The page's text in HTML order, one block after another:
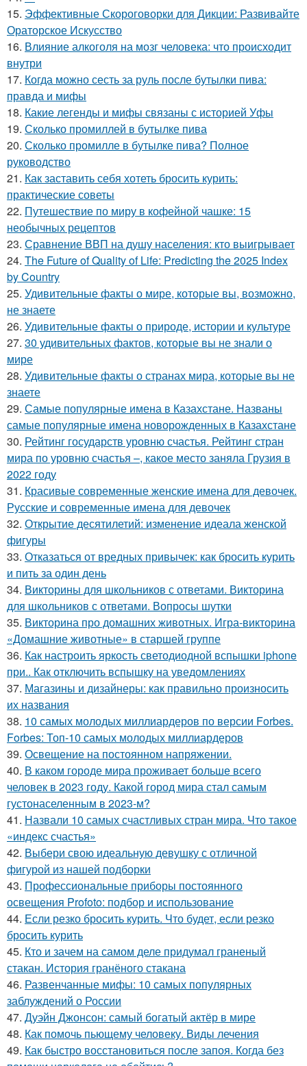
15. Эффективные Скороговорки для Дикции: Развивайте
Ораторское Искусство
16. Влияние алкоголя на мозг человека: что происходит
внутри
17. Когда можно сесть за руль после бутылки пива:
правда и мифы
18. Какие легенды и мифы связаны с историей Уфы
19. Сколько промиллей в бутылке пива
20. Сколько промилле в бутылке пива? Полное
руководство
21. Как заставить себя хотеть бросить курить:
практические советы
22. Путешествие по миру в кофейной чашке: 15
необычных рецептов
23. Сравнение ВВП на душу населения: кто выигрывает
24. The Future of Quality of Life: Predicting the 2025 Index
by Country
25. Удивительные факты о мире, которые вы, возможно,
не знаете
26. Удивительные факты о природе, истории и культуре
27. 30 удивительных фактов, которые вы не знали о
мире
28. Удивительные факты о странах мира, которые вы не
знаете
29. Самые популярные имена в Казахстане. Названы
самые популярные имена новорожденных в Казахстане
30. Рейтинг государств уровню счастья. Рейтинг стран
мира по уровню счастья –, какое место заняла Грузия в
2022 году
31. Красивые современные женские имена для девочек.
Русские и современные имена для девочек
32. Открытие десятилетий: изменение идеала женской
фигуры
33. Отказаться от вредных привычек: как бросить курить
и пить за один день
34. Викторины для школьников с ответами. Викторина
для школьников с ответами. Вопросы шутки
35. Викторина про домашних животных. Игра-викторина
«Домашние животные» в старшей группе
36. Как настроить яркость светодиодной вспышки iphone
при.. Как отключить вспышку на уведомлениях
37. Магазины и дизайнеры: как правильно произносить
их названия
38. 10 самых молодых миллиардеров по версии Forbes.
Forbes: Топ-10 самых молодых миллиардеров
39. Освещение на постоянном напряжении.
40. В каком городе мира проживает больше всего
человек в 2023 году. Какой город мира стал самым
густонаселенным в 2023-м?
41. Назвали 10 самых счастливых стран мира. Что такое
«индекс счастья»
42. Выбери свою идеальную девушку с отличной
фигурой из нашей подборки
43. Профессиональные приборы постоянного
освещения Profoto: подбор и использование
44. Если резко бросить курить. Что будет, если резко
бросить курить
45. Кто и зачем на самом деле придумал граненый
стакан. История гранёного стакана
46. Развенчанные мифы: 10 самых популярных
заблуждений о России
47. Дуэйн Джонсон: самый богатый актёр в мире
48. Как помочь пьющему человеку. Виды лечения
49. Как быстро восстановиться после запоя. Когда без